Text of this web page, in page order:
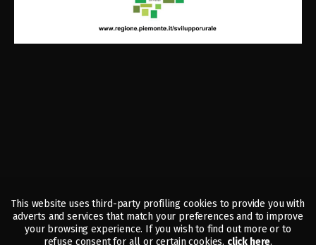
This website uses third-party profiling cookies to provide you with
adverts and services that match your preferences and to improve
your browsing experience. If you wish to find out more or to
refuse consent for all or certain cookies, click here.